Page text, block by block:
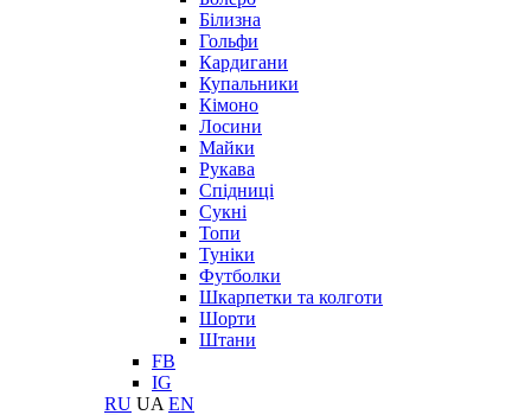
Білизна
Гольфи
Кардигани
Купальники
Кімоно
Лосини
Майки
Рукава
Спідниці
Сукні
Топи
Туніки
Футболки
Шкарпетки та колготи
Шорти
Штани
FB
IG
RU UA EN